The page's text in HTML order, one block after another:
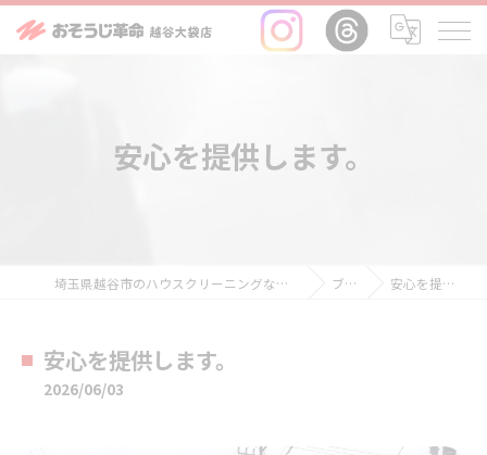
安心を提供します。
埼玉県越谷市のハウスクリーニングならおそうじ革命越谷大袋店 ブログ 安心を提供します。
安心を提供します。
2026/06/03